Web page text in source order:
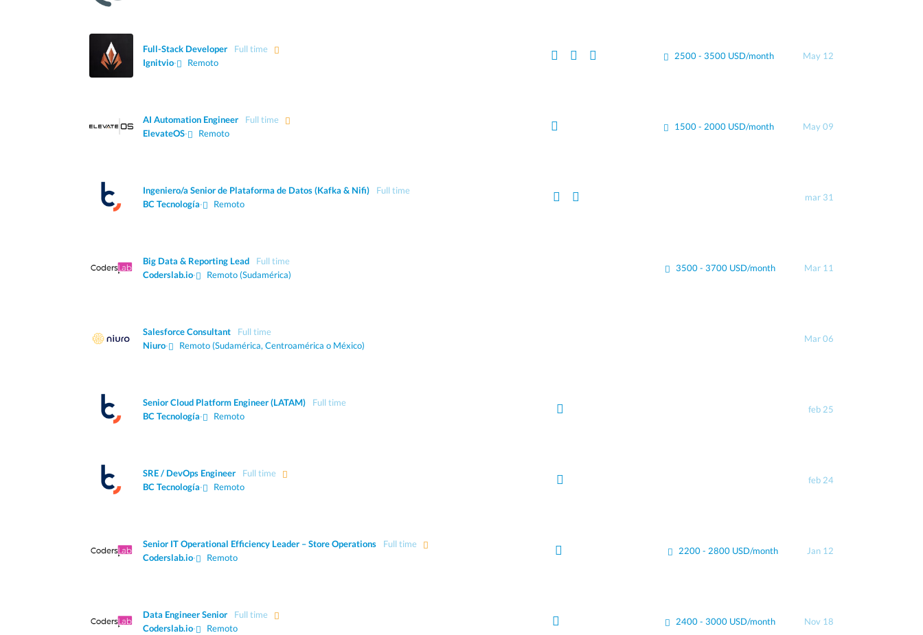
Full-Stack Developer
Full time
Ignitvio· Remoto
2500 - 3500 USD/month May 12
AI Automation Engineer
Full time
ElevateOS· Remoto
1500 - 2000 USD/month May 09
Ingeniero/a Senior de Plataforma de Datos (Kafka & Nifi)
Full time
BC Tecnología· Remoto
mar 31
Big Data & Reporting Lead
Full time
Coderslab.io· Remoto (Sudamérica)
3500 - 3700 USD/month Mar 11
Salesforce Consultant
Full time
Niuro· Remoto (Sudamérica, Centroamérica o México)
Mar 06
Senior Cloud Platform Engineer (LATAM)
Full time
BC Tecnología· Remoto
feb 25
SRE / DevOps Engineer
Full time
BC Tecnología· Remoto
feb 24
Senior IT Operational Efficiency Leader – Store Operations
Full time
Coderslab.io· Remoto
2200 - 2800 USD/month Jan 12
Data Engineer Senior
Full time
Coderslab.io· Remoto
2400 - 3000 USD/month Nov 18